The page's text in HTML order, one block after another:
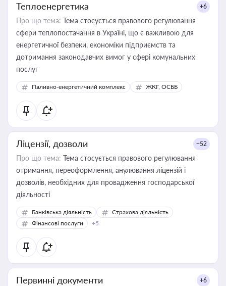
Теплоенергетика +6
Про що тема: Тема стосується правового регулювання
сфери теплопостачання в Україні, що є важливою для
енергетичної безпеки, економіки підприємств та
дотримання законодавчих вимог у сфері комунальних
послуг
Паливно-енергетичний комплекс ЖКГ, ОСББ
Ліцензії, дозволи +52
Про що тема: Тема стосується правового регулювання
отримання, переоформлення, анулювання ліцензій і
дозволів, необхідних для провадження господарської
діяльності
Банківська діяльність
Страхова діяльність
Фінансові послуги
+5
Первинні документи +6